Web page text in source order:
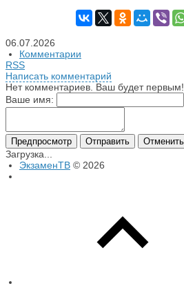
06.07.2026
Комментарии
RSS
Написать комментарий
Нет комментариев. Ваш будет первым!
Ваше имя:
Загрузка...
ЭкзаменТВ © 2026